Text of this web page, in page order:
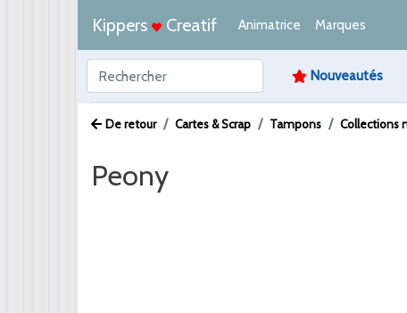
Kippers Creatif Animatrice Marques
Nouveautés
De retour Cartes & Scrap Tampons Collections
Peony